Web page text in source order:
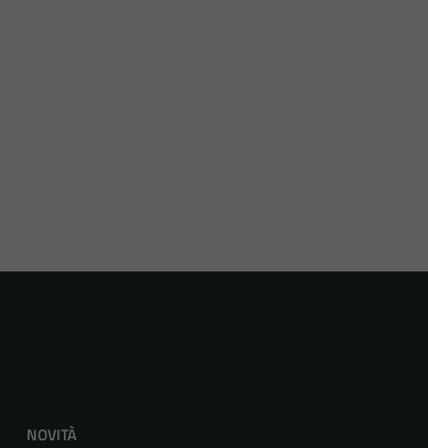
NOVITÀ